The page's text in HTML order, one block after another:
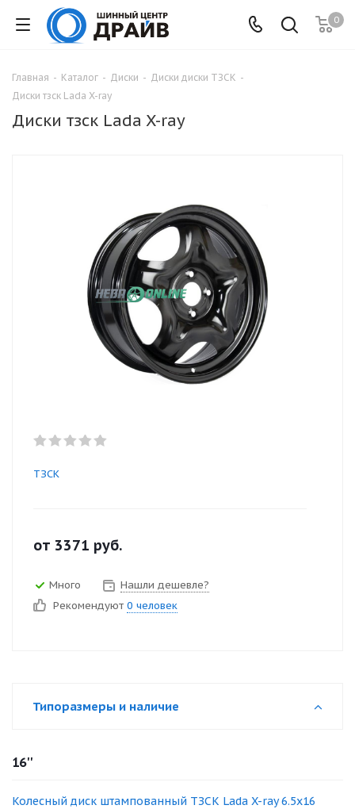
0
Главная - Каталог - Диски - Диски диски ТЗСК -
Диски тзск Lada X-ray
Диски тзск Lada X-ray
ТЗСК
от 3371 руб.
Много
Нашли дешевле?
Рекомендуют 0 человек
Типоразмеры и наличие
16''
Колесный диск штампованный ТЗСК Lada X-ray 6.5x16